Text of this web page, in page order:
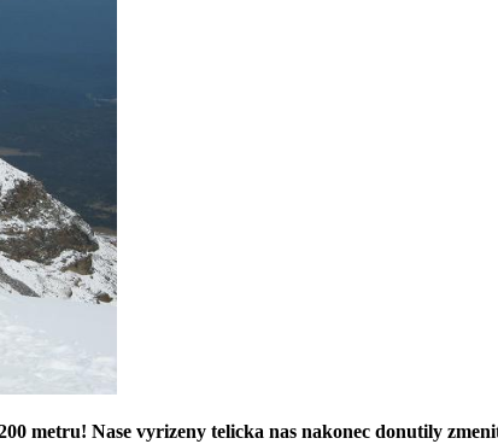
metru! Nase vyrizeny telicka nas nakonec donutily